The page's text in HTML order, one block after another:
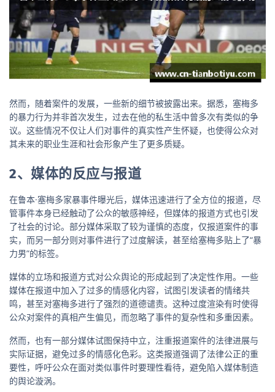
然而，随着案件的发展，一些新的细节被披露出来。据悉，塞梅多
的暴力行为并非首次发生，过去在他的私生活中曾多次有类似的争
议。这些情况不仅让人们对事件的真实性产生怀疑，也使得公众对
其未来的职业生涯和社会形象产生了更多质疑。
2、媒体的反应与报道
在鲁本·塞梅多家暴事件曝光后，媒体迅速进行了全方位的报道，尽
管事件本身已经触动了公众的敏感神经，但媒体的报道方式也引发
了社会的讨论。部分媒体采取了较为谨慎的态度，仅报道案件的事
实，而另一部分则对事件进行了过度解读，甚至给塞梅多贴上了“暴
力男”的标签。
媒体的立场和报道方式对公众舆论的形成起到了决定性作用。一些
媒体在报道中加入了过多的情感化内容，试图引发读者的情绪共
鸣，甚至对塞梅多进行了强烈的道德谴责。这种过度渲染有时使得
公众对案件的真相产生偏见，而忽略了事件的复杂性和多重因素。
然而，也有一部分媒体试图保持中立，注重报道案件的法律进展与
实际证据，避免过多的情感化色彩。这类报道强调了法律公正的重
要性，呼吁公众在面对类似事件时要理性看待，避免陷入媒体制造
的舆论漩涡。